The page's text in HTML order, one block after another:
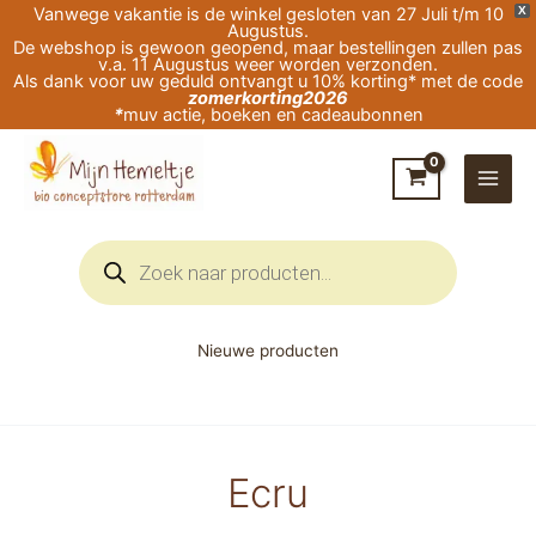
X
Vanwege vakantie is de winkel gesloten van 27 Juli t/m 10
Augustus.
De webshop is gewoon geopend, maar bestellingen zullen pas
v.a. 11 Augustus weer worden verzonden.
Als dank voor uw geduld ontvangt u 10% korting* met de code
zomerkorting2026
*muv actie, boeken en cadeaubonnen
naar
de
Producten
zoeken
Nieuwe producten
Ecru